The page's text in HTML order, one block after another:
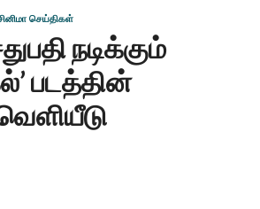
செய்திகள்
நடிக்கும்
படத்தின்